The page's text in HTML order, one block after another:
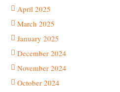
April 2025
March 2025
January 2025
December 2024
November 2024
October 2024